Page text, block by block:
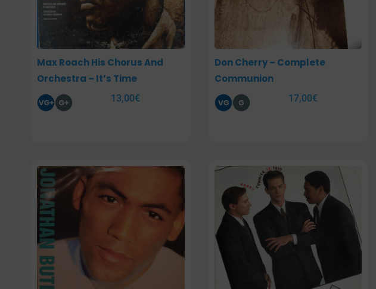
Max Roach His Chorus And
Orchestra – It’s Time
13,00€
Don Cherry – Complete
Communion
17,00€